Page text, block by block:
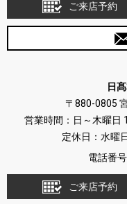
ご来店予約
日
〒880-0805
営業時間：日～木曜日
定休日：水曜
電話番号
ご来店予約